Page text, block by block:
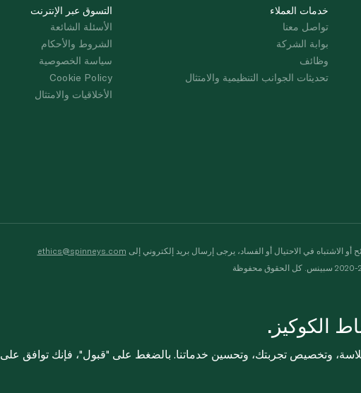
التسوق عبر الإنترنت
الأسئلة الشائعة
الشروط والأحكام
سياسة الخصوصية
Cookie Policy
الأخلاقيات والامتثال
خدمات العملاء
تواصل معنا
بوابة الشركة
وظائف
تحديثات الجوانب التنظيمية والامتثال
الاشتباه في الاحتيال أو الفساد، يرجى إرسال بريد إلكتروني إلى ethics@spinneys.com
الكوكيز.
وتخصيص تجربتك، وتحسين خدماتنا. بالضغط على "قبول"، فإنك توافق على